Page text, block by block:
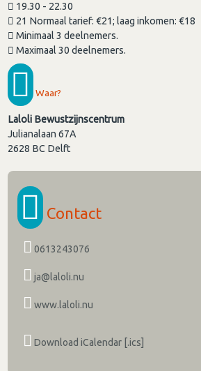
19.30 - 22.30
21 Normaal tarief: €21; laag inkomen: €18
Minimaal 3 deelnemers.
Maximaal 30 deelnemers.
Waar?
Laloli Bewustzijnscentrum
Julianalaan 67A
2628 BC Delft
Contact
0613243076
ja@laloli.nu
www.laloli.nu
Download iCalendar [.ics]